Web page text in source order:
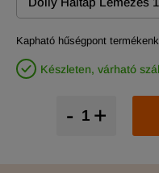
Kapható hűségpont
Készleten, várható
+
-